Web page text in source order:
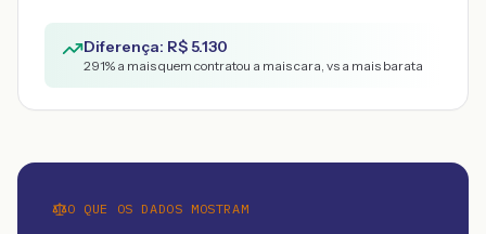
Diferença: R$5.130
291% a mais quem contratou a mais cara, vs a mais barata
O QUE OS DADOS MOSTRAM